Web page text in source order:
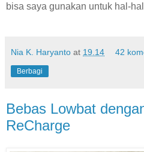
bisa saya gunakan untuk hal-
Nia K. Haryanto at 19.14 42
Berbagi
Bebas Lowbat
ReCharge